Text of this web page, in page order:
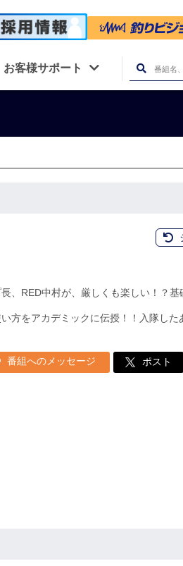
お客様サポート
、RED中村が、厳しくも楽しい！？基
方をアカデミックに伝授！！入隊した
番組へのメッセージ ポスト